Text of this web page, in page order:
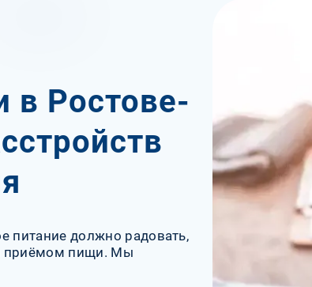
в Ростове-
питание должно радовать,
приёмом пищи. Мы